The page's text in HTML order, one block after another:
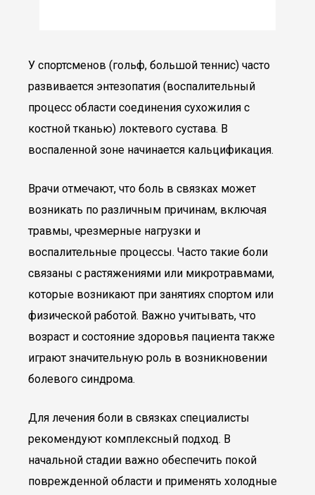
У спортсменов (гольф, большой теннис) часто
развивается энтезопатия (воспалительный
процесс области соединения сухожилия с
костной тканью) локтевого сустава. В
воспаленной зоне начинается кальцификация.
Врачи отмечают, что боль в связках может
возникать по различным причинам, включая
травмы, чрезмерные нагрузки и
воспалительные процессы. Часто такие боли
связаны с растяжениями или микротравмами,
которые возникают при занятиях спортом или
физической работой. Важно учитывать, что
возраст и состояние здоровья пациента также
играют значительную роль в возникновении
болевого синдрома.
Для лечения боли в связках специалисты
рекомендуют комплексный подход. В
начальной стадии важно обеспечить покой
поврежденной области и применять холодные